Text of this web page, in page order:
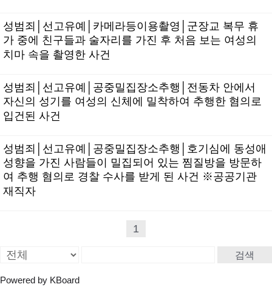
성범죄│선고유예│카메라등이용촬영│군장교 복무 휴
가 중에 친구들과 술자리를 가진 후 처음 보는 여성의
치마 속을 촬영한 사건
성범죄│선고유예│공중밀집장소추행│전동차 안에서
자신의 성기를 여성의 신체에 밀착하여 추행한 혐의로
입건된 사건
성범죄│선고유예│공중밀집장소추행│호기심에 동성애
성향을 가진 사람들이 밀집되어 있는 찜질방을 방문하
여 추행 혐의로 경찰 수사를 받게 된 사건 ※공공기관
재직자
1
검색
Powered by KBoard